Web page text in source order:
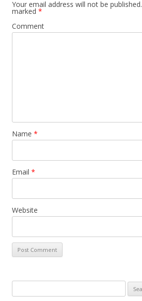
Your email address will not be published.
marked *
Comment
Name *
Email *
Website
for: